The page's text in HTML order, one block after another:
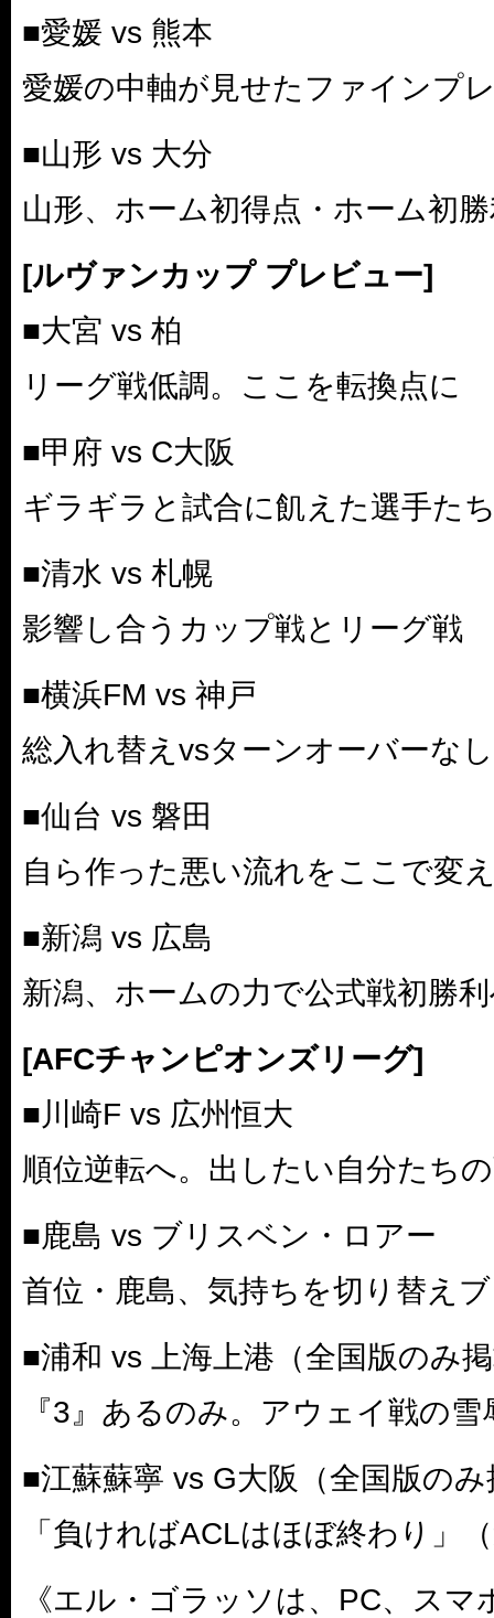
■愛媛 vs 熊本
愛媛の中軸が見せたファインプ
■山形 vs 大分
山形、ホーム初得点・ホーム初
[ルヴァンカップ プレビュー]
■大宮 vs 柏
リーグ戦低調。ここを転換点に
■甲府 vs C大阪
ギラギラと試合に飢えた選手た
■清水 vs 札幌
影響し合うカップ戦とリーグ戦
■横浜FM vs 神戸
総入れ替えvsターンオーバーなし
■仙台 vs 磐田
自ら作った悪い流れをここで変
■新潟 vs 広島
新潟、ホームの力で公式戦初勝
[AFCチャンピオンズリーグ]
■川崎F vs 広州恒大
順位逆転へ。出したい自分たち
■鹿島 vs ブリスベン・ロアー
首位・鹿島、気持ちを切り替え
■浦和 vs 上海上港（全国版のみ
『3』あるのみ。アウェイ戦の雪
■江蘇蘇寧 vs G大阪（全国版のみ
「負ければACLはほぼ終わり」
《エル・ゴラッソは、PC、スマ